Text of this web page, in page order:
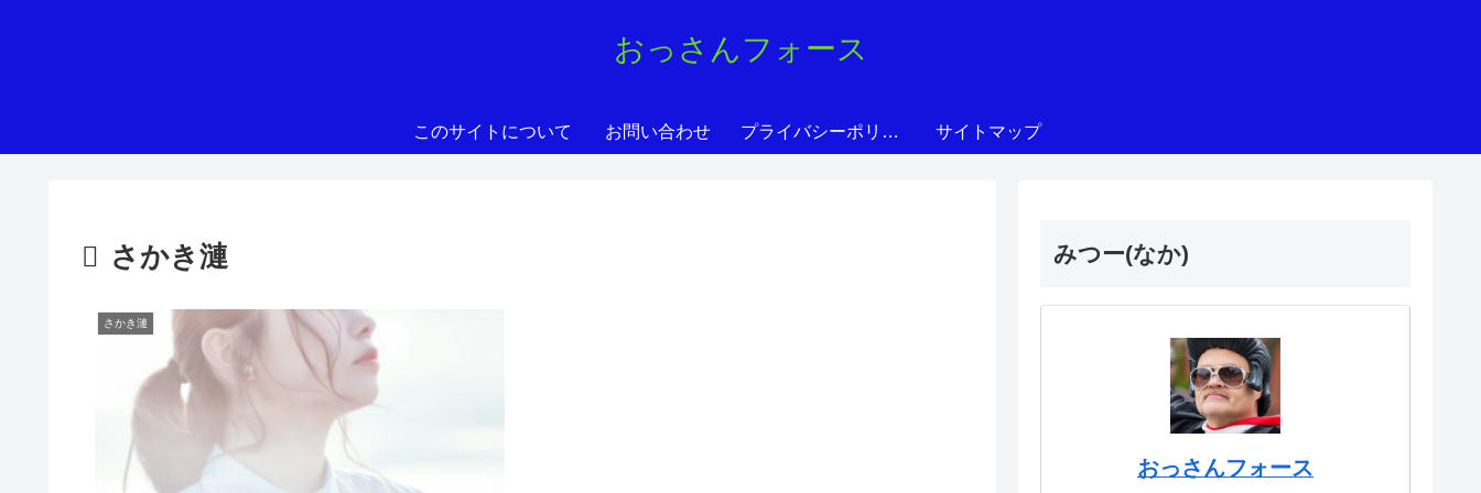
おっさんフォース
このサイトについて お問い合わせ プライバシーポリシー サイトマップ
さかき漣
さかき漣
みつー(なか)
おっさんフォース